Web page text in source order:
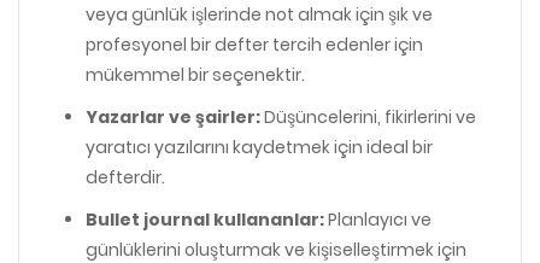
veya günlük işlerinde not almak için şık ve
profesyonel bir defter tercih edenler için
mükemmel bir seçenektir.
Yazarlar ve şairler:Düşüncelerini, fikirlerini ve
yaratıcı yazılarını kaydetmek için ideal bir
defterdir.
Bullet journal kullananlar:Planlayıcı ve
günlüklerini oluşturmak ve kişiselleştirmek için